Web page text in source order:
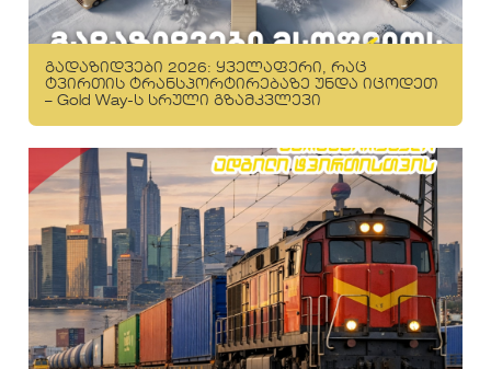
გადაზიდვები 2026: ყველაფერი, რაც
ტვირთის ტრანსპორტირებაზე უნდა იცოდეთ
– Gold Way-ს სრული გზამკვლევი